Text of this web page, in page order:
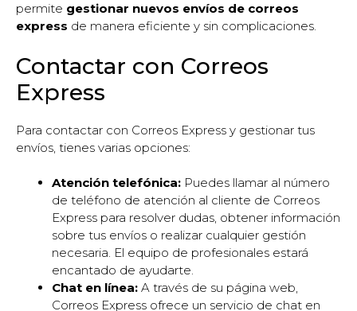
permite gestionar nuevos envíos de correos
express de manera eficiente y sin complicaciones.
Contactar con Correos
Express
Para contactar con Correos Express y gestionar tus
envíos, tienes varias opciones:
Atención telefónica: Puedes llamar al número
de teléfono de atención al cliente de Correos
Express para resolver dudas, obtener información
sobre tus envíos o realizar cualquier gestión
necesaria. El equipo de profesionales estará
encantado de ayudarte.
Chat en línea: A través de su página web,
Correos Express ofrece un servicio de chat en